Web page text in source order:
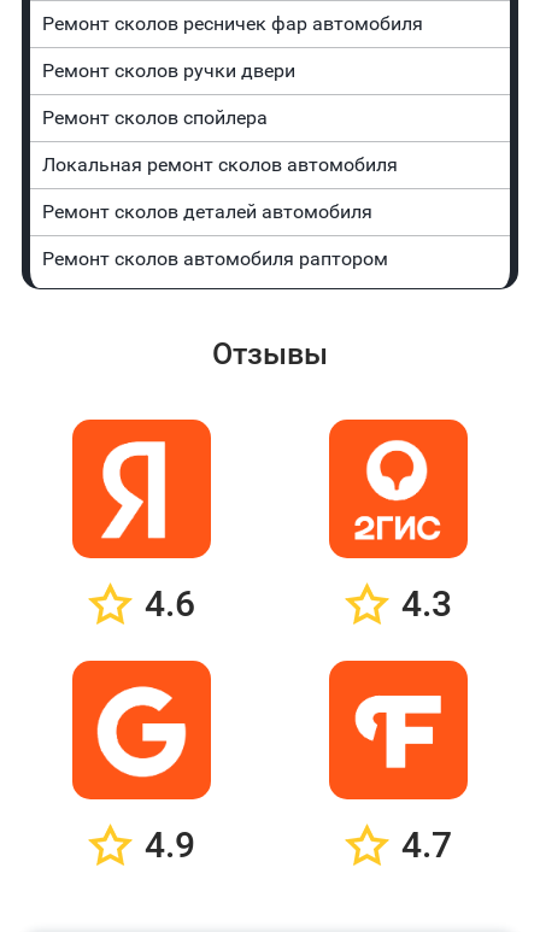
Ремонт сколов ресничек фар автомобиля
Ремонт сколов ручки двери
Ремонт сколов спойлера
Локальная ремонт сколов автомобиля
Ремонт сколов деталей автомобиля
Ремонт сколов автомобиля раптором
Отзывы
4.6 4.3
4.9 4.7